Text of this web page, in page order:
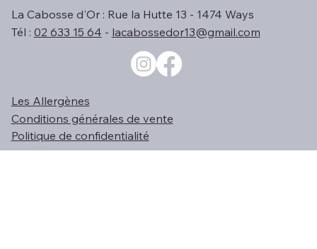
La Cabosse d'Or : Rue la Hutte 13 - 1474 Ways
Tél : 02 633 15 64 - lacabossedor13@gmail.com
Les Allergènes
Conditions générales de vente
Politique de confidentialité